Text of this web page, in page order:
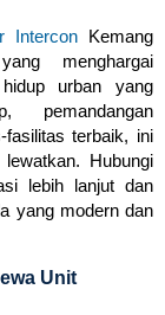
InterconKemang
menghargai
urban yang
pemandangan
terbaik, ini
Hubungi
lebih lanjut dan
yang modern dan
Unit